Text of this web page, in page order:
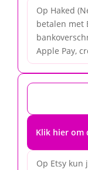
Op Haked
betalen met
Apple Pay,
Klik hier om
Op Etsy kun